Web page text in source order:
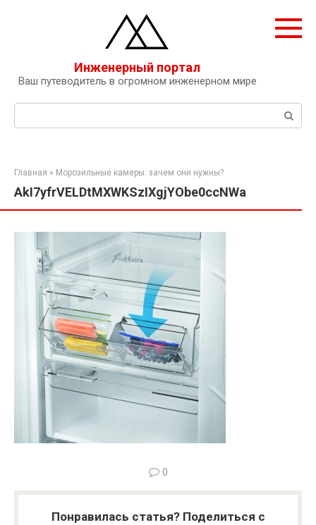
Инженерный портал
Ваш путеводитель в огромном инженерном мире
Поиск:
Главная » Морозильные камеры: зачем они нужны?
AkI7yfrVELDtMXWKSzIXgjYObe0ccNWa
0
Понравилась статья? Поделиться с